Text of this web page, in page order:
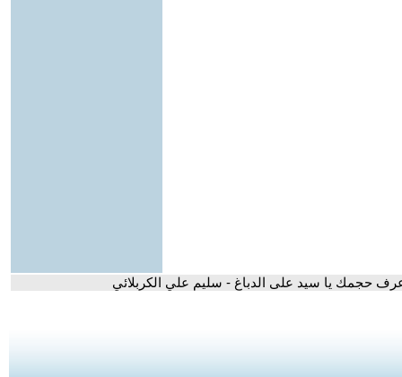
حجمك يا سيد على الدباغ - سليم علي الكربلائي